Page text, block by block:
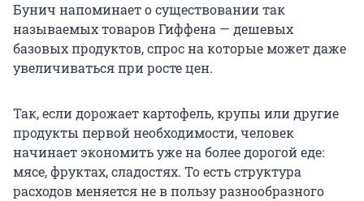
Бунич напоминает о существовании так
называемых товаров Гиффена — дешевых
базовых продуктов, спрос на которые может даже
увеличиваться при росте цен.
Так, если дорожает картофель, крупы или другие
продукты первой необходимости, человек
начинает экономить уже на более дорогой еде:
мясе, фруктах, сладостях. То есть структура
расходов меняется не в пользу разнообразного